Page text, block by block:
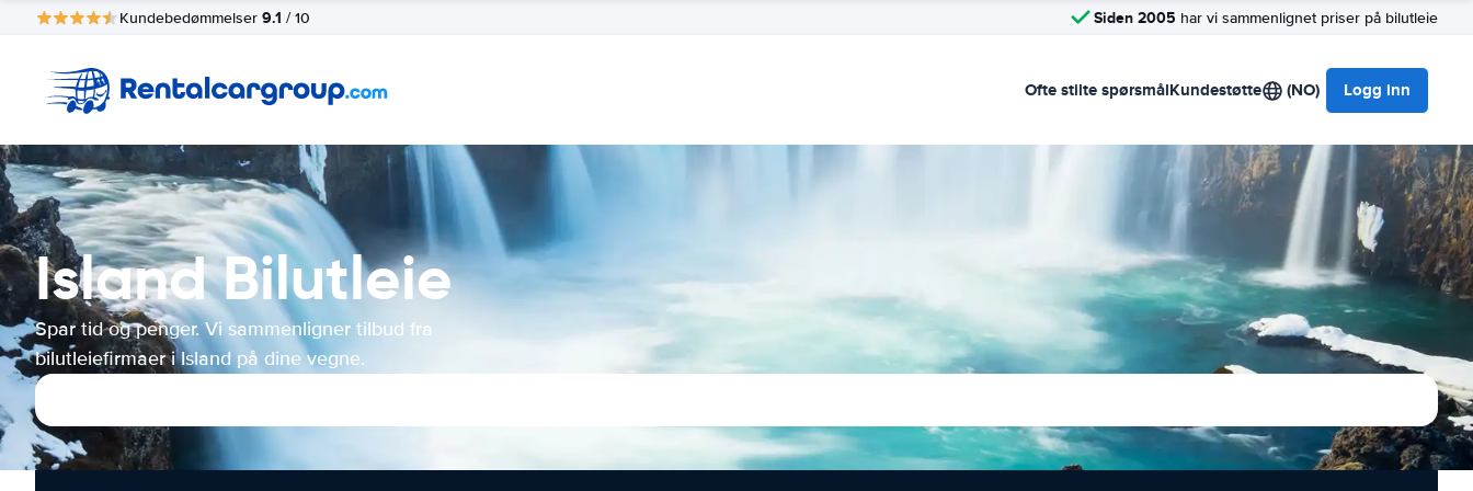
Kundebedømmelser 9.1 / 10 Siden 2005 har vi sammenlignet priser på bilutleie
Ofte stilte spørsmålKundestøtte (NO) Logg inn
Island Bilutleie
Spar tid og penger. Vi sammenligner tilbud fra
bilutleiefirmaer i Island på dine vegne.